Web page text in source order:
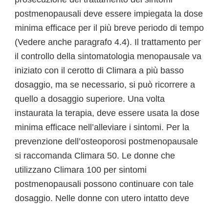
postmenopausali deve essere impiegata la dose
minima efficace per il più breve periodo di tempo
(Vedere anche paragrafo 4.4). Il trattamento per
il controllo della sintomatologia menopausale va
iniziato con il cerotto di Climara a più basso
dosaggio, ma se necessario, si può ricorrere a
quello a dosaggio superiore. Una volta
instaurata la terapia, deve essere usata la dose
minima efficace nell’alleviare i sintomi. Per la
prevenzione dell’osteoporosi postmenopausale
si raccomanda Climara 50. Le donne che
utilizzano Climara 100 per sintomi
postmenopausali possono continuare con tale
dosaggio. Nelle donne con utero intatto deve